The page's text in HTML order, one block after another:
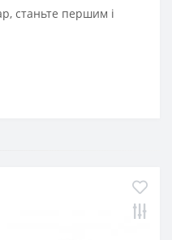
станьте першим і